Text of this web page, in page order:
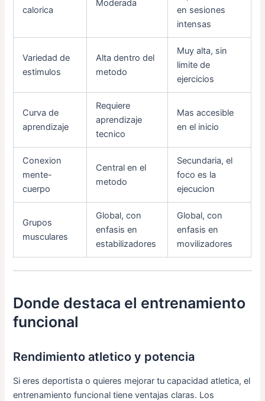
calorica
Moderada
en sesiones
intensas
Variedad de
estimulos
Alta dentro del
metodo
Muy alta, sin
limite de
ejercicios
Curva de
aprendizaje
Requiere
aprendizaje
tecnico
Mas accesible
en el inicio
Conexion
mente-
cuerpo
Central en el
metodo
Secundaria, el
foco es la
ejecucion
Grupos
musculares
Global, con
enfasis en
estabilizadores
Global, con
enfasis en
movilizadores
Donde destaca el entrenamiento
funcional
Rendimiento atletico y potencia
Si eres deportista o quieres mejorar tu capacidad atletica, el
entrenamiento funcional tiene ventajas claras. Los